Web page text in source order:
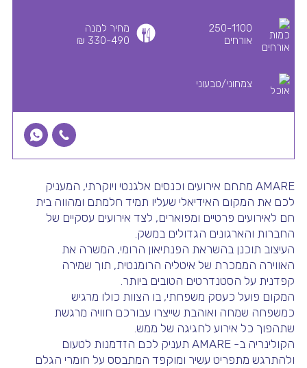
250-1100
אורחים
מחיר למנה
330-490 ₪
צמחוני/טבעוני
AMARE מתחם אירועים וכנסים אלגנטי ויוקרתי, המעניק
לכם את המקום האידיאלי שעליו תמיד חלמתם ומהווה בית
חם לאירועים פרטיים ומפוארים, לצד אירועים עסקיים של
החברות והארגונים הגדולים במשק.
העיצוב תוכנן בהשראת הפנתיאון הרומי, המשרה את
האווירה הממכרת של איטליה הרומנטית, תוך שמירה
קפדנית על הסטנדרטים הטובים ביותר.
המקום פועל כעסק משפחתי, בו הצוות כולו מרגיש
כמשפחה שמחה ואוהבת שייצרו עבורכם חוויה מרגשת
שתהפוך כל אירוע לחגיגה של ממש.
הקולינריה ב- AMARE תעניק לכם הזדמנות לטעום
ולהתרגש מתפריט עשיר ומוקפד המתבסס על חומרי הגלם